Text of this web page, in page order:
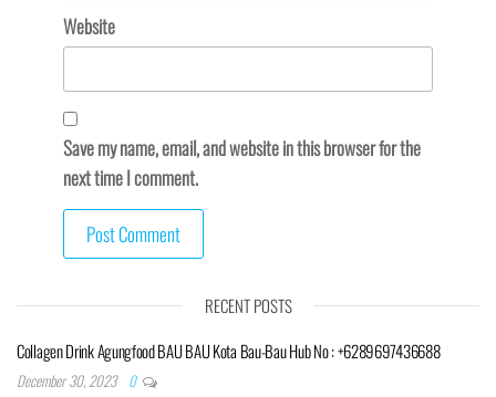
Website
Save my name, email, and website in this browser for the
next time I comment.
RECENT POSTS
Collagen Drink Agungfood BAU BAU Kota Bau-Bau Hub No : +6289697436688
December 30, 2023 0